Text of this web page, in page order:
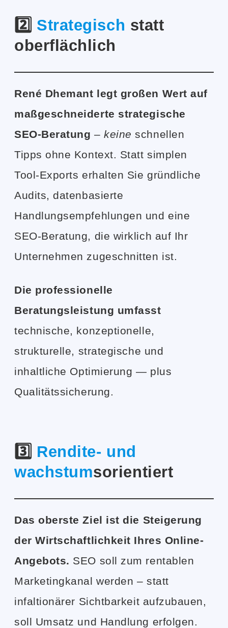
2️⃣ Strategisch statt
oberflächlich
René Dhemant legt großen Wert auf
maßgeschneiderte strategische
SEO-Beratung –keine schnellen
Tipps ohne Kontext. Statt simplen
Tool-Exports erhalten Sie gründliche
Audits, datenbasierte
Handlungsempfehlungen und eine
SEO-Beratung, die wirklich auf Ihr
Unternehmen zugeschnitten ist.
Die professionelle
Beratungsleistung umfasst
technische, konzeptionelle,
strukturelle, strategische und
inhaltliche Optimierung — plus
Qualitätssicherung.
3️⃣ Rendite- und
wachstumsorientiert
Das oberste Ziel ist die Steigerung
der Wirtschaftlichkeit Ihres Online-
Angebots. SEO soll zum rentablen
Marketingkanal werden – statt
infaltionärer Sichtbarkeit aufzubauen,
soll Umsatz und Handlung erfolgen.